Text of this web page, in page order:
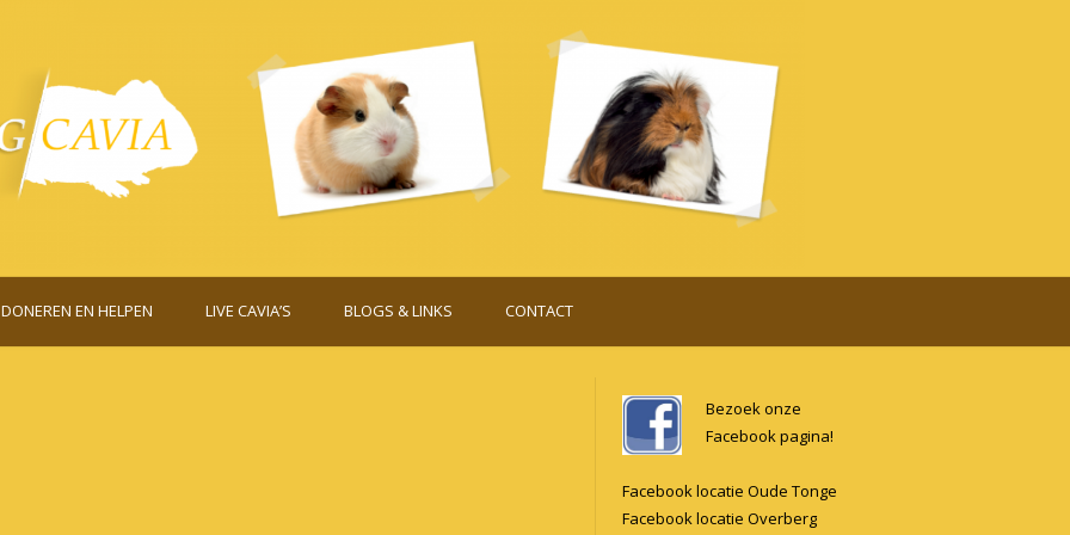
DONEREN EN HELPEN LIVE CAVIA’S BLOGS & LINKS CONTACT
Bezoek onze
Facebook pagina!
Facebook locatie Oude Tonge
Facebook locatie Overberg